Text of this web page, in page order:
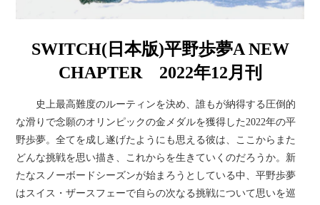
SWITCH(日本版)平野歩夢A NEW
CHAPTER 2022年12月刊
史上最高難度のルーティンを決め、誰もが納得する圧倒的
な滑りで念願のオリンピックの金メダルを獲得した2022年の平
野歩夢。全てを成し遂げたようにも思える彼は、ここからまた
どんな挑戦を思い描き、これからを生きていくのだろうか。新
たなスノーボードシーズンが始まろうとしている中、平野歩夢
はスイス・ザースフェーで自らの次なる挑戦について思いを巡